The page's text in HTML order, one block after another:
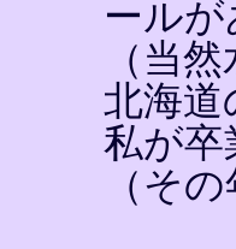
ール
（当
北海道
私が卒
（そ